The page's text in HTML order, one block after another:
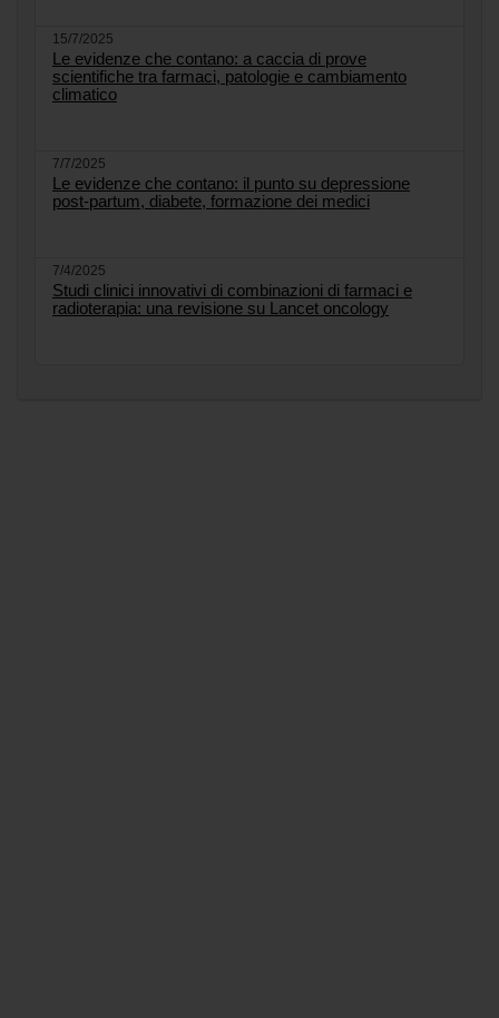
15/7/2025
Le evidenze che contano: a caccia di prove
scientifiche tra farmaci, patologie e cambiamento
climatico
7/7/2025
Le evidenze che contano: il punto su depressione
post-partum, diabete, formazione dei medici
7/4/2025
Studi clinici innovativi di combinazioni di farmaci e
radioterapia: una revisione su Lancet oncology